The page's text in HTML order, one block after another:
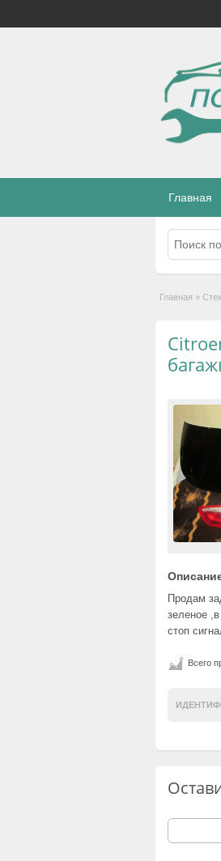
Главная
Главная »
Продам
зеленое
стоп
Всего